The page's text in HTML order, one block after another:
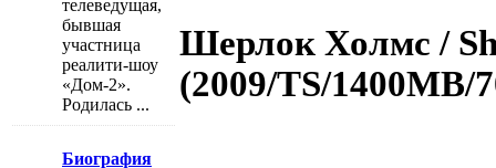
телеведущая,
бывшая
участница
реалити-шоу
«Дом-2».
Родилась ...
Биография
Шерлок Холмс /
(2009/TS/1400MB/